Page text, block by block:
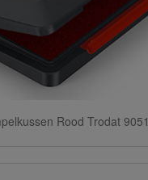
Rood Trodat 9051